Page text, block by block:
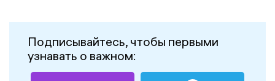
Подписывайтесь, чтобы первыми
узнавать о важном: